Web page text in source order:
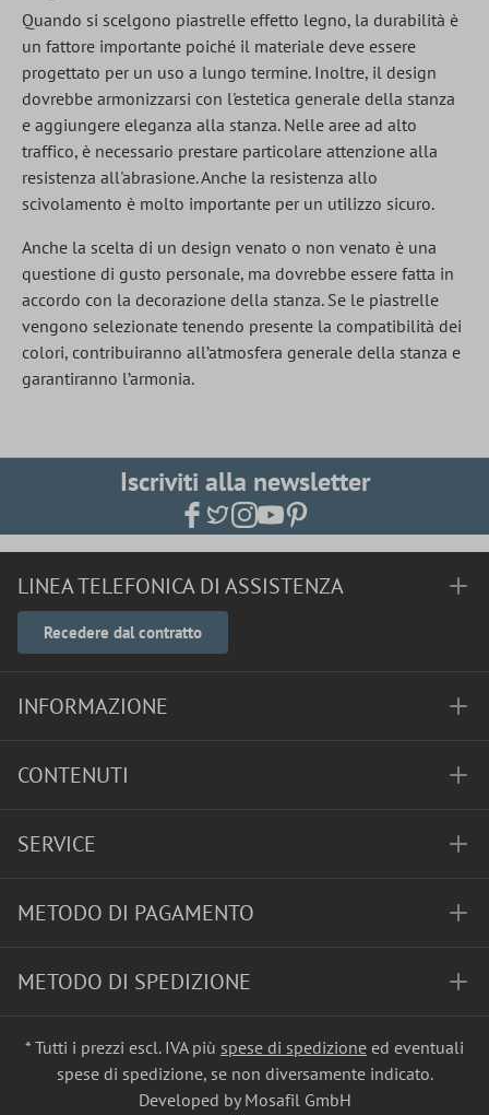
Quando si scelgono piastrelle effetto legno, la durabilità è
un fattore importante poiché il materiale deve essere
progettato per un uso a lungo termine. Inoltre, il design
dovrebbe armonizzarsi con l'estetica generale della stanza
e aggiungere eleganza alla stanza. Nelle aree ad alto
traffico, è necessario prestare particolare attenzione alla
resistenza all'abrasione. Anche la resistenza allo
scivolamento è molto importante per un utilizzo sicuro.
Anche la scelta di un design venato o non venato è una
questione di gusto personale, ma dovrebbe essere fatta in
accordo con la decorazione della stanza. Se le piastrelle
vengono selezionate tenendo presente la compatibilità dei
colori, contribuiranno all’atmosfera generale della stanza e
garantiranno l’armonia.
Iscriviti alla newsletter
LINEA TELEFONICA DI ASSISTENZA
Recedere dal contratto
INFORMAZIONE
CONTENUTI
SERVICE
METODO DI PAGAMENTO
METODO DI SPEDIZIONE
* Tutti i prezzi escl. IVA più spese di spedizione ed eventuali
spese di spedizione, se non diversamente indicato.
Developed by Mosafil GmbH